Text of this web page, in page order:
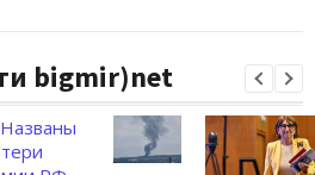
bigmir)net